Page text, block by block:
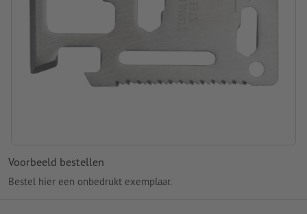
Voorbeeld bestellen
Bestel hier een onbedrukt exemplaar.